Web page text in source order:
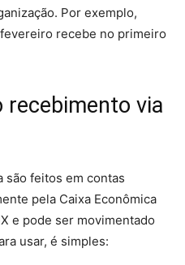
Por exemplo,
recebe no primeiro
recebimento via
são feitos em contas
pela Caixa Econômica
e pode ser movimentado
usar, é simples: